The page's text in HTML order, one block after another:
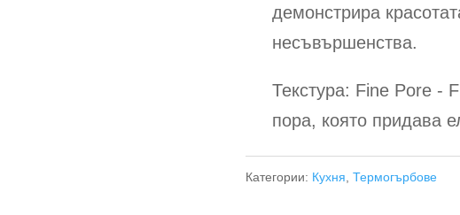
демонстрира
несъвършенства.
Текстура: Fine Pore -
пора, която придава
Категории: Кухня ,Термогърбове